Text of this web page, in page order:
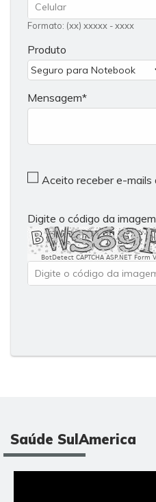
Formato: (xx) xxxxx - xxxx
Produto
Mensagem
Aceito receber e-mails
Digite o código da
BotDetect CAPTCHA ASP.NET Form
Saúde SulAmerica